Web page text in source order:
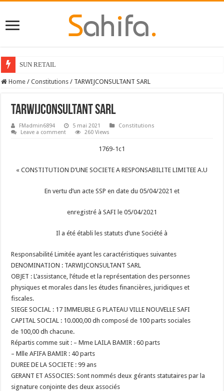
SUN RETAIL
Home / Constitutions / TARWIJCONSULTANT SARL
TARWIJCONSULTANT SARL
FMadmin6894 5 mai 2021
Constitutions
Leave a comment
260 Views
1769-1c1
« CONSTITUTION D’UNE SOCIETE A RESPONSABILITE LIMITEE A.U
En vertu d’un acte SSP en date du 05/04/2021 et
enregistré à SAFI le 05/04/2021
Il a été établi les statuts d’une Société à
Responsabilité Limitée ayant les caractéristiques suivantes
DENOMINATION : TARWIJCONSULTANT SARL
OBJET : L’assistance, l’étude et la représentation des personnes
physiques et morales dans les études financières, juridiques et
fiscales.
SIEGE SOCIAL : 17 IMMEUBLE G PLATEAU VILLE NOUVELLE SAFI
CAPITAL SOCIAL : 10.000,00 dh composé de 100 parts sociales
de 100,00 dh chacune.
Répartis comme suit : – Mme LAILA BAMIR : 60 parts
– Mlle AFIFA BAMIR : 40 parts
DUREE DE LA SOCIETE : 99 ans
GERANT ET ASSOCIES: Sont nommés deux gérants statutaires par la
signature conjointe des deux associés